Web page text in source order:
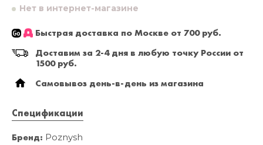
Нет в интернет-магазине
Быстрая доставка по Москве от 700 руб.
Доставим за 2-4 дня в любую точку России от
1500 руб.
Самовывоз день-в-день из магазина
Спецификации
Бренд: Poznysh